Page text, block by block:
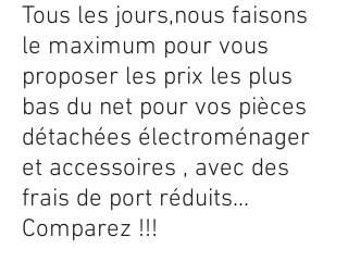
Tous les jours,nous faisons
le maximum pour vous
proposer les prix les plus
bas du net pour vos pièces
détachées électroménager
et accessoires , avec des
frais de port réduits...
Comparez !!!